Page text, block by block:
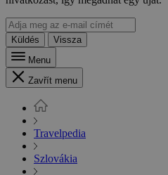
Küldés
Vissza
Menu
Zavřít menu
Travelpedia
Szlovákia